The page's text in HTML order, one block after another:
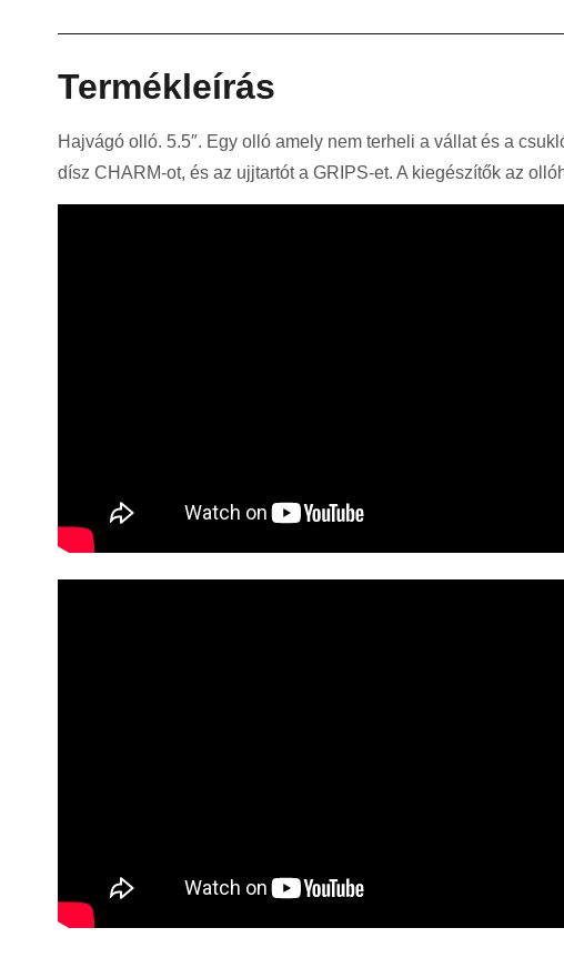
Termékleírás
Hajvágó olló. 5.5″. Egy olló amely nem terheli a vállat és a
dísz CHARM-ot, és az ujjtartót a GRIPS-et. A kiegészítők az